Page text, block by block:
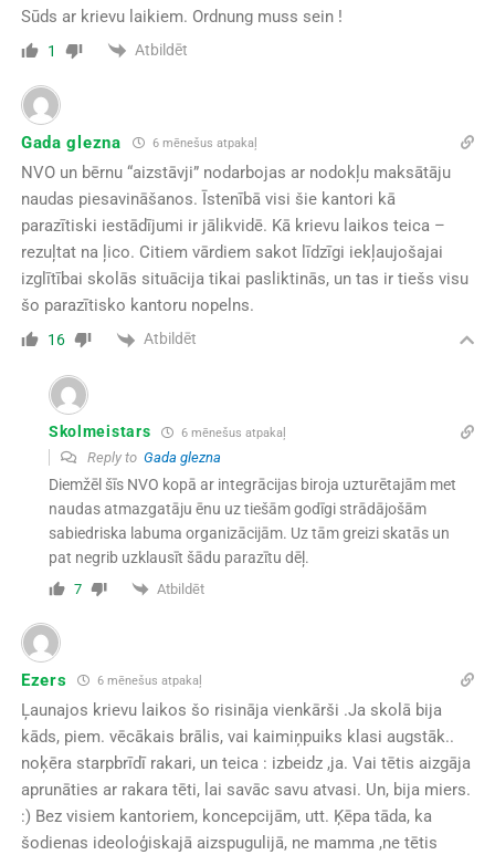
Sūds ar krievu laikiem. Ordnung muss sein !
1 Atbildēt
Gada glezna 6 mēnešus atpakaļ
NVO un bērnu “aizstāvji” nodarbojas ar nodokļu maksātāju
naudas piesavināšanos. Īstenībā visi šie kantori kā
parazītiski iestādījumi ir jālikvidē. Kā krievu laikos teica –
rezuļtat na ļico. Citiem vārdiem sakot līdzīgi iekļaujošajai
izglītībai skolās situācija tikai pasliktinās, un tas ir tiešs visu
šo parazītisko kantoru nopelns.
16 Atbildēt
Skolmeistars 6 mēnešus atpakaļ
Reply to Gada glezna
Diemžēl šīs NVO kopā ar integrācijas biroja uzturētajām met
naudas atmazgatāju ēnu uz tiešām godīgi strādājošām
sabiedriska labuma organizācijām. Uz tām greizi skatās un
pat negrib uzklausīt šādu parazītu dēļ.
7 Atbildēt
Ezers 6 mēnešus atpakaļ
Ļaunajos krievu laikos šo risināja vienkārši .Ja skolā bija
kāds, piem. vēcākais brālis, vai kaimiņpuiks klasi augstāk..
noķēra starpbrīdī rakari, un teica : izbeidz ,ja. Vai tētis aizgāja
aprunāties ar rakara tēti, lai savāc savu atvasi. Un, bija miers.
:) Bez visiem kantoriem, koncepcijām, utt. Ķēpa tāda, ka
šodienas ideoloģiskajā aizspugulijā, ne mamma ,ne tētis